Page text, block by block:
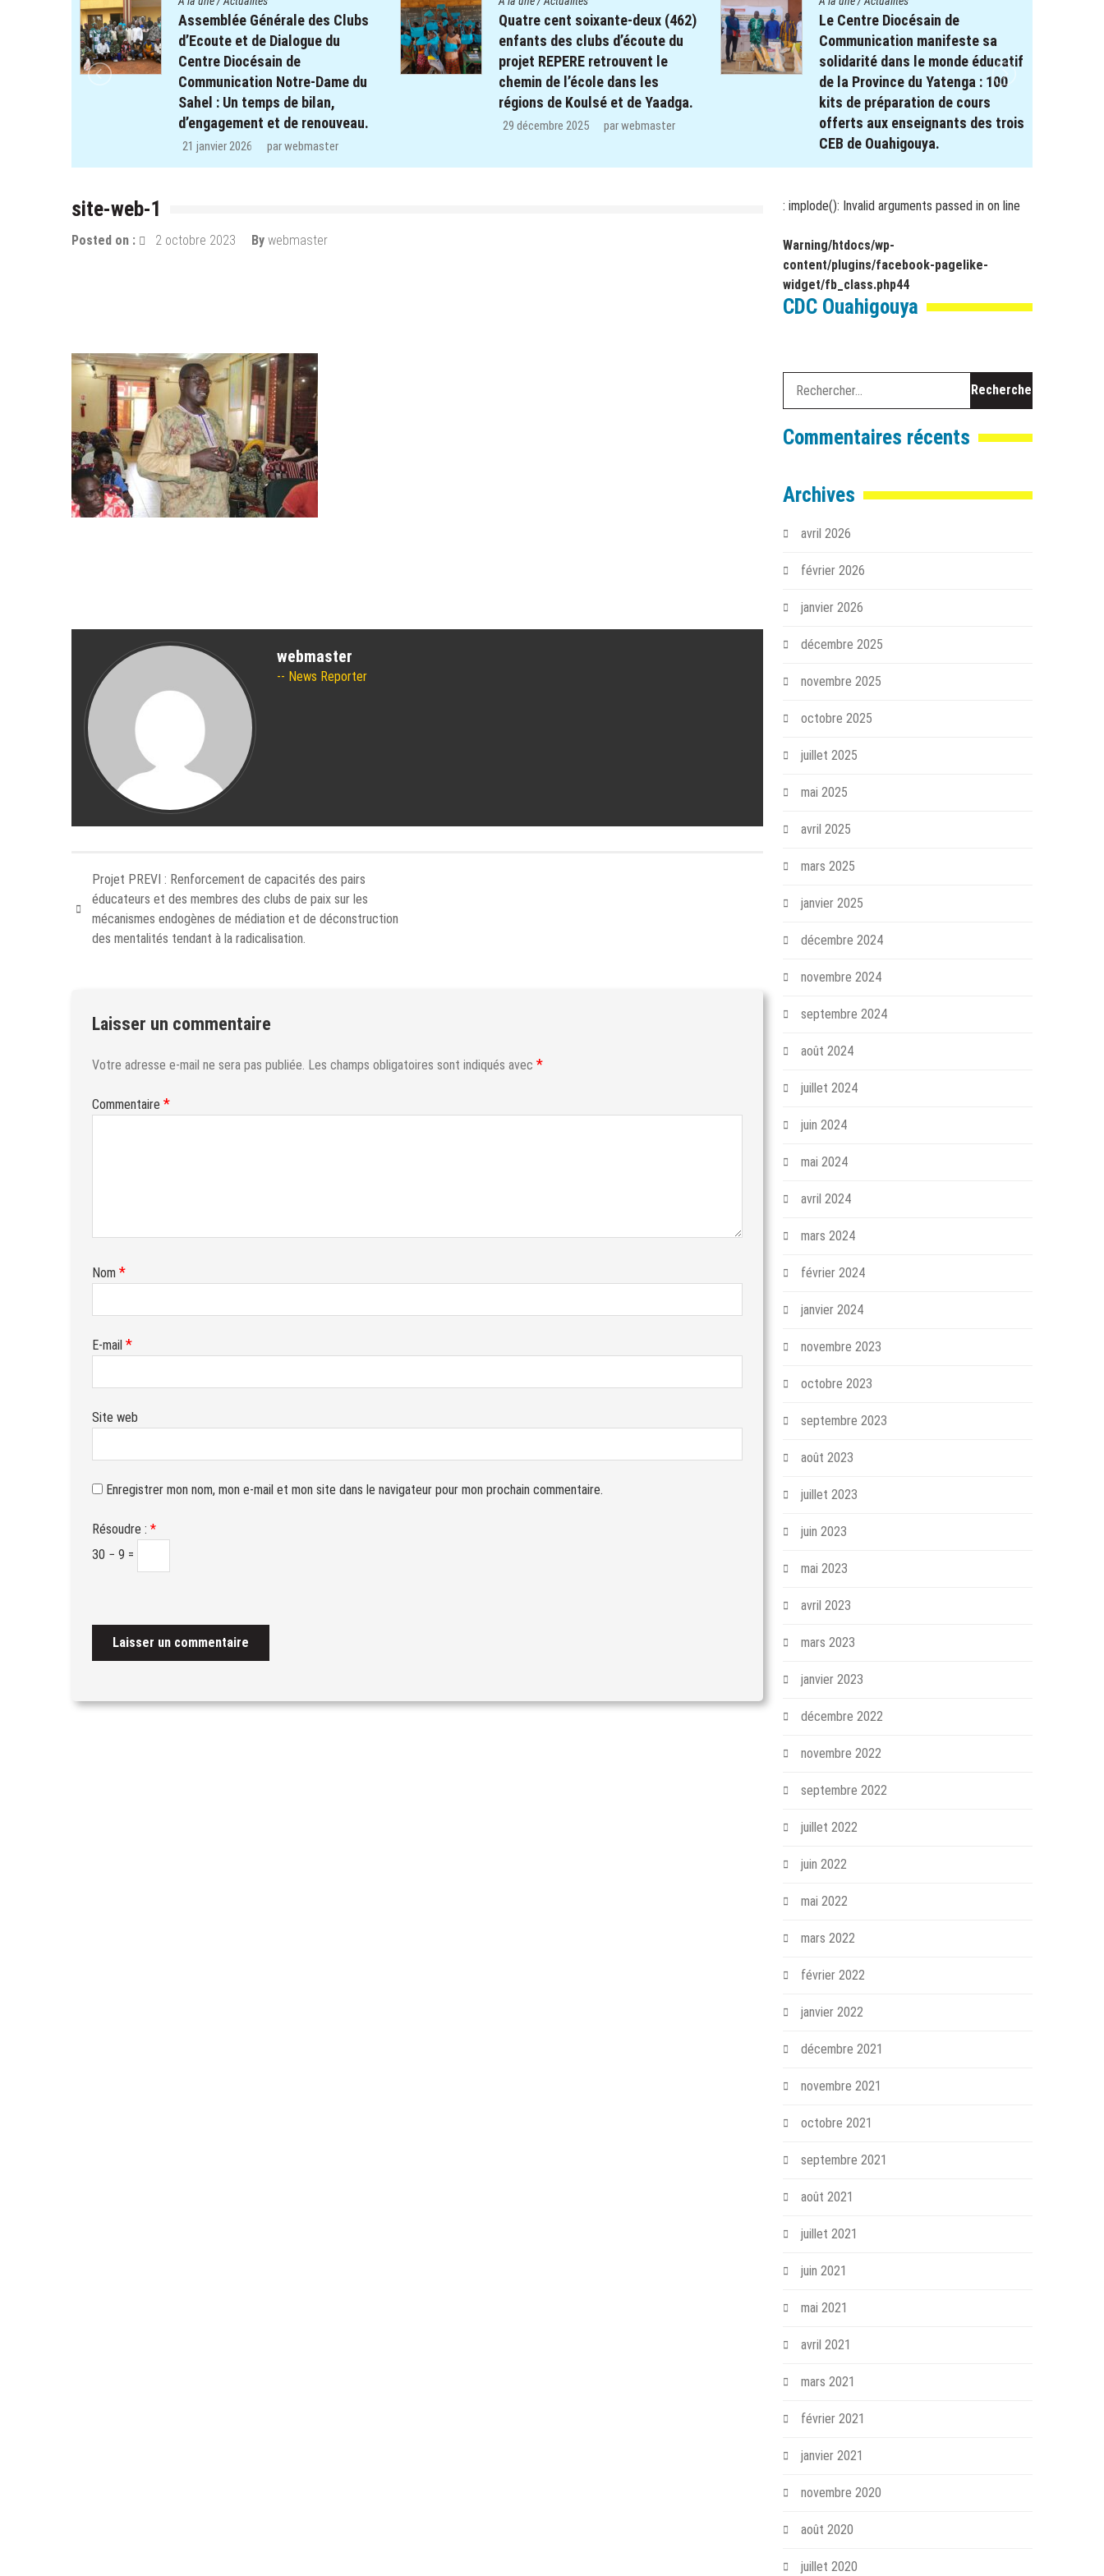
Quatre cent soixante-deux (462)
enfants des clubs d’écoute du
projet REPERE retrouvent le
chemin de l’école dans les
régions de Koulsé et de Yaadga.
29 décembre 2025 par webmaster
Le Centre Diocésain de
Communication manifeste sa
solidarité dans le monde éducatif
de la Province du Yatenga : 100
kits de préparation de cours
offerts aux enseignants des trois
26 décembre 2025 parwebmaster
Le projet REPERE soutient le
système éducatif : Remise de
Kits scolaires aux élèves à
besoin spécifique dans les
régions de Koulsé et du Yaadga .
17 novembre 2025 parwebmaster
site-web-1
Posted on : 2 octobre 2023 By webmaster
webmaster
News Reporter
Projet PREVI : Renforcement de capacités des pairs
éducateurs et des membres des clubs de paix sur les
mécanismes endogènes de médiation et de déconstruction
des mentalités tendant à la radicalisation.
Laisser un commentaire
Votre adresse e-mail ne sera pas publiée. Les champs obligatoires sont indiqués avec *
Commentaire *
Nom *
E-mail *
Site web
Enregistrer mon nom, mon e-mail et mon site dans le navigateur pour mon prochain commentaire.
Résoudre : *
30 − 9 =
: implode(): Invalid arguments passed in on line
Warning/htdocs/wp-
content/plugins/facebook-pagelike-
widget/fb_class.php44
CDC Ouahigouya
Commentaires récents
Archives
avril 2026
février 2026
janvier 2026
décembre 2025
novembre 2025
octobre 2025
juillet 2025
mai 2025
avril 2025
mars 2025
janvier 2025
décembre 2024
novembre 2024
septembre 2024
août 2024
juillet 2024
juin 2024
mai 2024
avril 2024
mars 2024
février 2024
janvier 2024
novembre 2023
octobre 2023
septembre 2023
août 2023
juillet 2023
juin 2023
mai 2023
avril 2023
mars 2023
janvier 2023
décembre 2022
novembre 2022
septembre 2022
juillet 2022
juin 2022
mai 2022
mars 2022
février 2022
janvier 2022
décembre 2021
novembre 2021
octobre 2021
septembre 2021
août 2021
juillet 2021
juin 2021
mai 2021
avril 2021
mars 2021
février 2021
janvier 2021
novembre 2020
août 2020
juillet 2020